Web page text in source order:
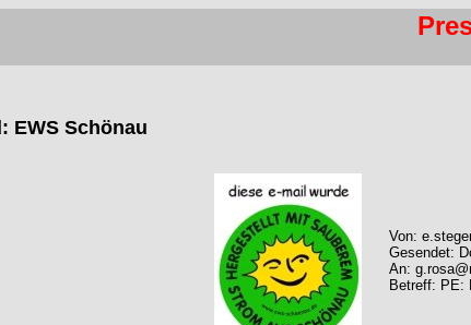
EWS Schönau
Von:
Gesendet:
An:
Betreff: PE: